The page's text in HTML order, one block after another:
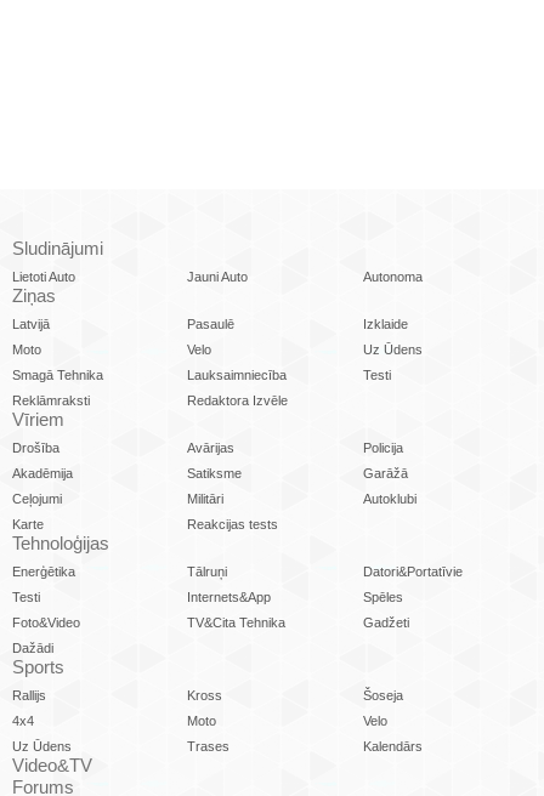
Sludinājumi
Lietoti Auto Jauni Auto Autonoma
Ziņas
Latvijā Pasaulē
Izklaide
Moto
Velo
Uz Ūdens
Smagā Tehnika
Lauksaimniecība
Testi
Reklāmraksti
Redaktora Izvēle
Vīriem
Drošība Avārijas
Policija
Akadēmija
Satiksme
Garāžā
Ceļojumi
Militāri
Autoklubi
Karte
Reakcijas tests
Tehnoloģijas
Enerģētika Tālruņi
Datori&Portatīvie
Testi
Internets&App
Spēles
Foto&Video
TV&Cita Tehnika
Gadžeti
Dažādi
Sports
Rallijs Kross
Šoseja
4x4
Moto
Velo
Uz Ūdens
Trases Kalendārs
Video&TV
Forums